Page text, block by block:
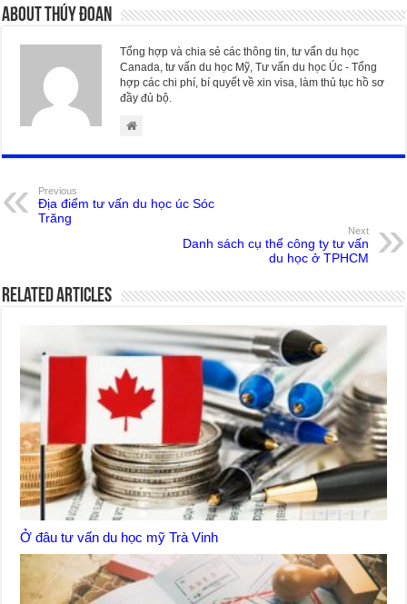
About Thúy Đoan
Tổng hợp và chia sẻ các thông tin, tư vấn du học
Canada, tư vấn du học Mỹ, Tư vấn du học Úc - Tổng
hợp các chi phí, bí quyết về xin visa, làm thủ tục hồ sơ
đầy đủ bộ.
Previous
Địa điểm tư vấn du học úc Sóc
Trăng
Next
Danh sách cụ thể công ty tư vấn
du học ở TPHCM
Related Articles
Ở đâu tư vấn du học mỹ Trà Vinh